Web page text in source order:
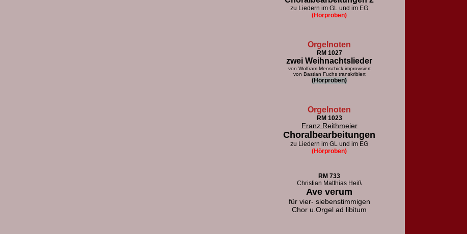
zu Liedern im GL und im EG
(Hörproben)
Orgelnoten
RM 1027
zwei Weihnachtslieder
von Wolfram Menschick improvisiert
von Bastian Fuchs transkribiert
(Hörproben)
Orgelnoten
RM 1023
Franz Reithmeier
Choralbearbeitungen
zu Liedern im GL und im EG
(Hörproben)
RM 733
Christian Matthias Heiß
Ave verum
für vier- siebenstimmigen
Chor u. Orgel ad libitum